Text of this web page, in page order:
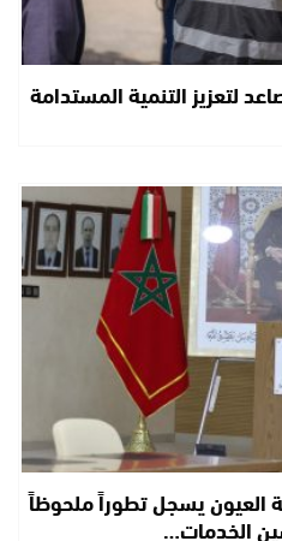
لتعزيز التنمية المستدامة
العيون يسجل تطوراً ملحوظاً
الخدمات…